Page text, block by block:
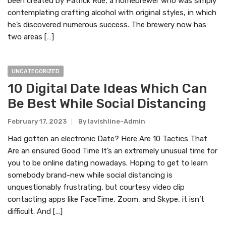
contemplating crafting alcohol with original styles, in which
he’s discovered numerous success. The brewery now has
two areas […]
UNCATEGORIZED
10 Digital Date Ideas Which Can
Be Best While Social Distancing
February 17, 2023 By Lavishline-Admin
Had gotten an electronic Date? Here Are 10 Tactics That
Are an ensured Good Time It’s an extremely unusual time for
you to be online dating nowadays. Hoping to get to learn
somebody brand-new while social distancing is
unquestionably frustrating, but courtesy video clip
contacting apps like FaceTime, Zoom, and Skype, it isn’t
difficult. And […]